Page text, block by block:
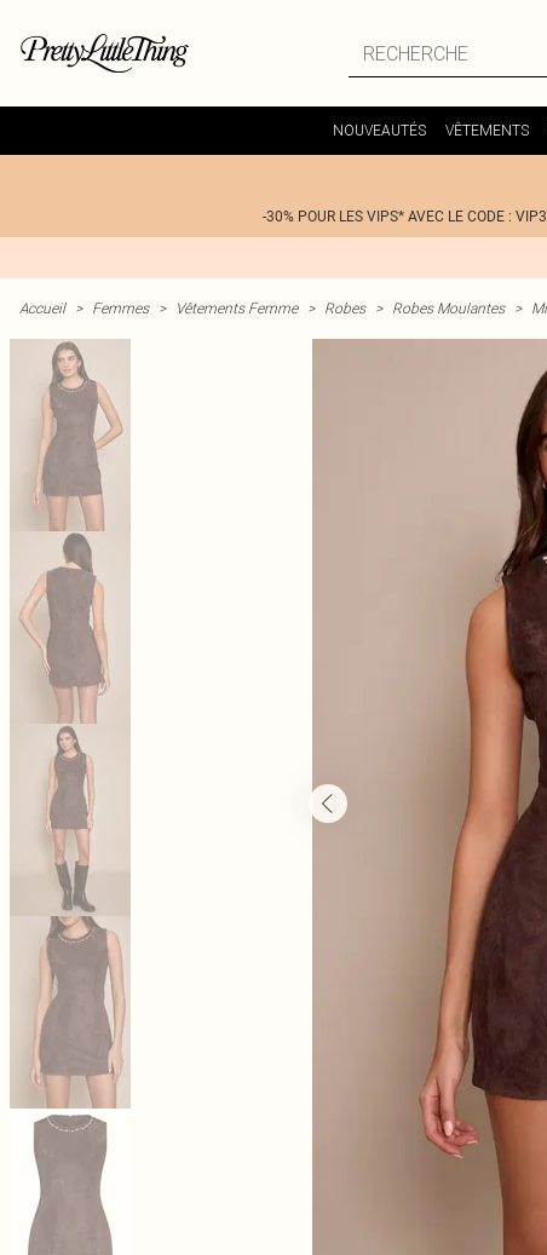
NOUVEAUTÉS VÊTEMENTS
-30% POUR LES VIPS* AVEC LE CODE :
Accueil > Femmes > Vêtements Femme > Robes > Robes Moulantes >